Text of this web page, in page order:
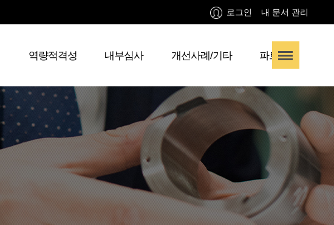
로그인 내 문서 관리
역량적격성 내부심사 개선사례/기타 파트너사